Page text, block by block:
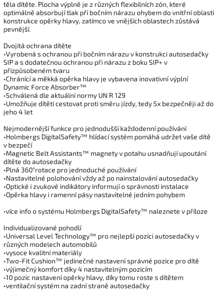
těla dítěte. Plocha výplně je z různých flexibilních zón, které
optimálně absorbují tlak při bočním nárazu ohybem do vnitřní oblasti
konstrukce opěrky hlavy, zatímco ve vnějších oblastech zůstává
pevnější.
Dvojitá ochrana dítěte
•Vyrobená s ochranou při bočním nárazu v konstrukci autosedačky
SIP a s dodatečnou ochranou při nárazu z boku SIP+ v
přizpůsobeném tvaru
•Chránící a měkká opěrka hlavy je vybavena inovativní výplní
Dynamic Force Absorber™
•Schválená dle aktuální normy UN R 129
•Umožňuje dítěti cestovat proti směru jízdy, tedy 5x bezpečněji až do
jeho 4 let
Nejmodernější funkce pro jednodušší každodenní používání
•Holmbergs DigitalSafety™ hlídací systém pomáhá udržet vaše dítě
v bezpečí
•Magnetic Belt Assistants™ magnety v potahu usnadňují upoutání
dítěte do autosedačky
•Plná 360°rotace pro jednoduché používání
•Nastavitelné polohování vždy až po nainstalování autosedačky
•Optické i zvukové indikátory informují o správnosti instalace
•Opěrka hlavy i ramenní pásy nastavitelné jedním pohybem
•více info o systému Holmbergs DigitalSafety™ naleznete v příloze
Individualizované pohodlí
•Universal Level Technology™ pro nejlepší pozici autosedačky v
různých modelech automobilů
•vysoce kvalitní materiály
•Two-Fit Cushion™ jedinečné nastavení správné pozice pro dítě
•výjimečný komfort díky 4 nastavitelným pozicím
•10 pozic nastavení opěrky hlavy, díky tomu roste s dítětem
•ventilační systém na zadní straně autosedačky